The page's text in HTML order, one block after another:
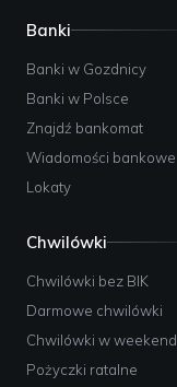
Banki
Banki w Gozdnicy
Banki w Polsce
Znajdź bankomat
Wiadomości bankowe
Lokaty
Chwilówki
Chwilówki bez BIK
Darmowe chwilówki
Chwilówki w weekend
Pożyczki ratalne